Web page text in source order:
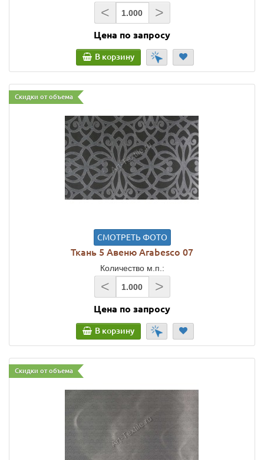
< >
Цена по запросу
В корзину
Скидки от объема
СМОТРЕТЬ ФОТО
Ткань 5 Авеню Arabesco 07
Количество м.п.:
< >
Цена по запросу
В корзину
Скидки от объема